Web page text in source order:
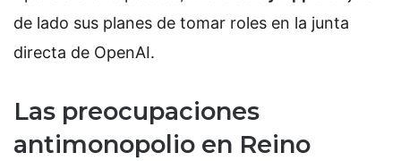
de lado sus planes de tomar roles en la junta
directa de OpenAI.
Las preocupaciones
antimonopolio en Reino